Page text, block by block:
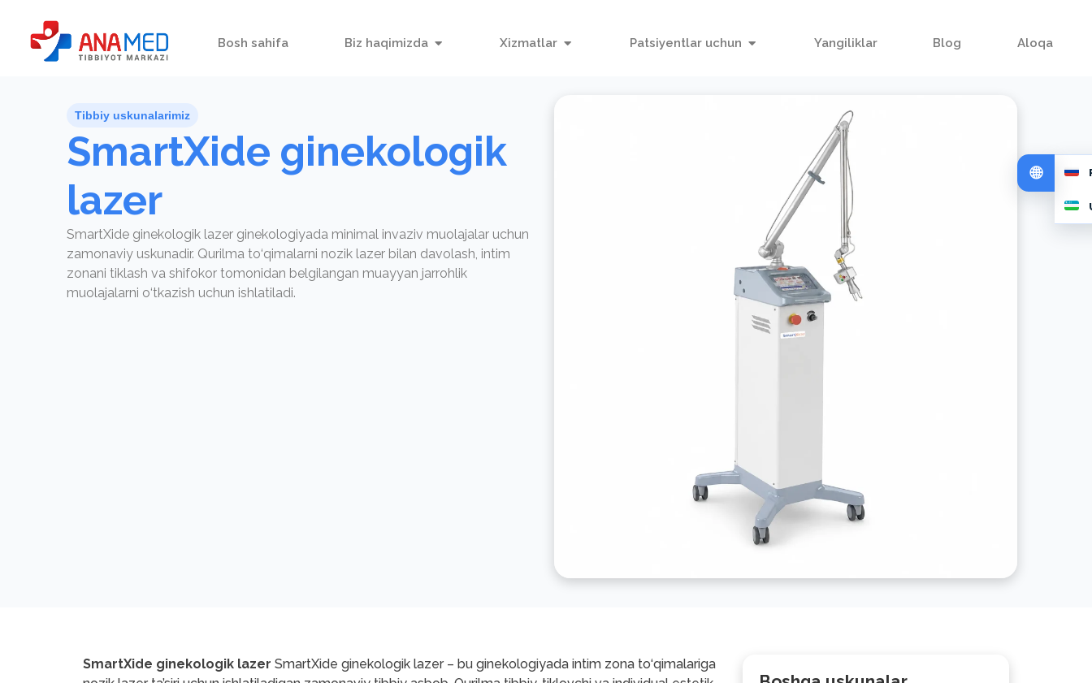
Bosh sahifa Biz haqimizda Xizmatlar Patsiyentlar uchun Yangiliklar Blog Aloqa
Tibbiy uskunalarimiz
SmartXide ginekologik
lazer
SmartXide ginekologik lazer ginekologiyada minimal invaziv muolajalar uchun
zamonaviy uskunadir. Qurilma to‘qimalarni nozik lazer bilan davolash, intim
zonani tiklash va shifokor tomonidan belgilangan muayyan jarrohlik
muolajalarni o‘tkazish uchun ishlatiladi.
SmartXide ginekologik lazer SmartXide ginekologik lazer – bu ginekologiyada intim zona to‘qimalariga